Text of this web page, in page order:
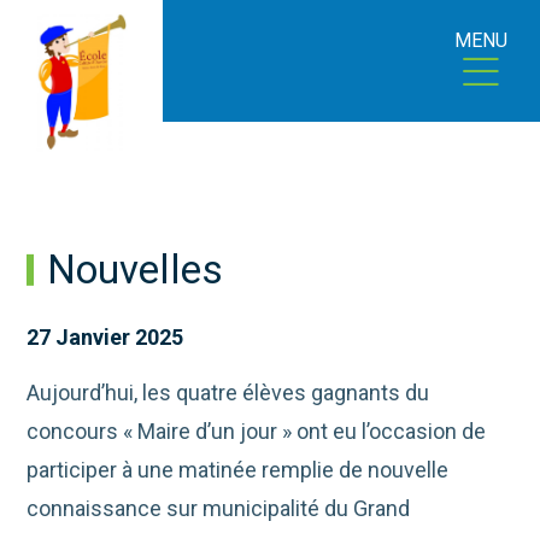
MENU
Nouvelles
27 Janvier 2025
Aujourd’hui, les quatre élèves gagnants du
concours « Maire d’un jour » ont eu l’occasion de
participer à une matinée remplie de nouvelle
connaissance sur municipalité du Grand